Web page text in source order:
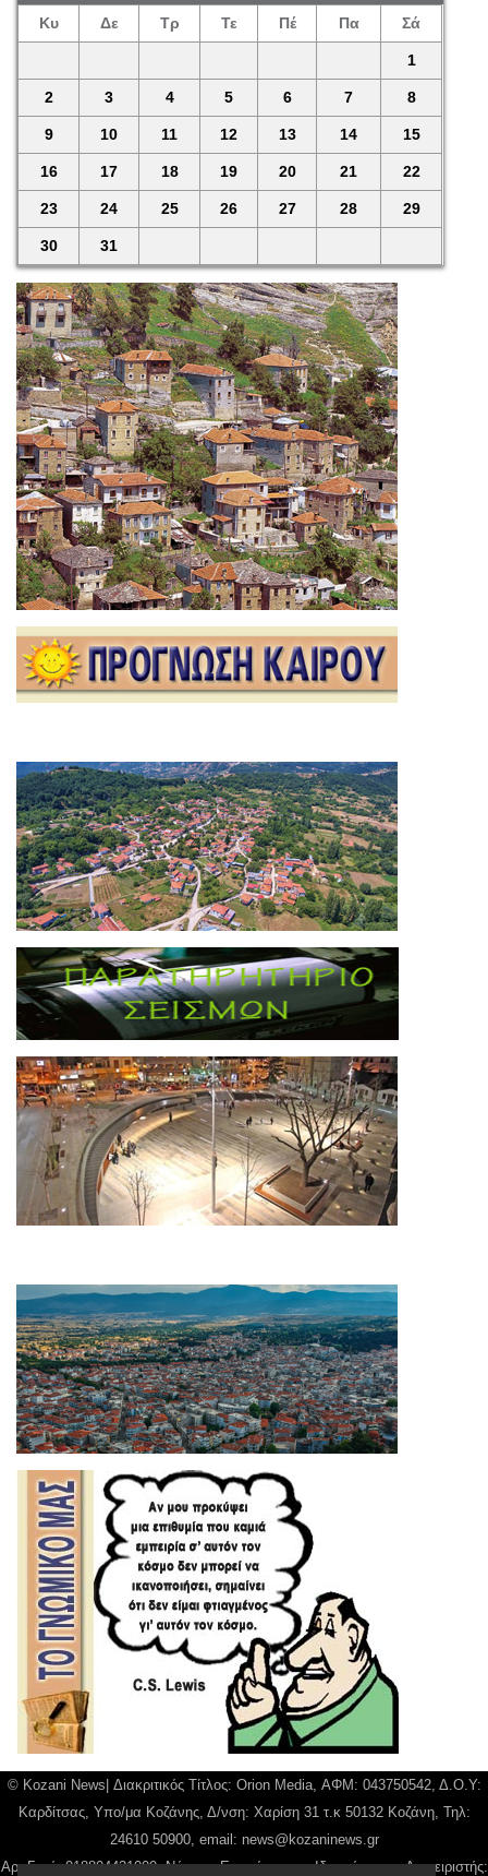
Κυ Δε Τρ Τε Πέ Πα Σά
1
2 3 4 5 6 7 8
9 10 11 12 13 14 15
16 17 18 19 20 21 22
23 24 25 26 27 28 29
30 31
© Kozani News| Διακριτικός Τίτλος: Orion Media, ΑΦΜ: 043750542, Δ.Ο.Υ:
Καρδίτσας, Υπο/μα Κοζάνης, Δ/νση: Χαρίση 31 τ.κ 50132 Κοζάνη, Τηλ:
24610 50900, email: news@kozaninews.gr
Αρ. Γεμή: 018804431000, Νόμιμος Εκπρόσωπος, Ιδιοκτήτης και Διαχειριστής: